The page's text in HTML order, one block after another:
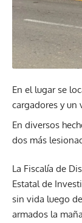
En el lugar se
cargadores y un
En diversos
dos más
La Fiscalía de
Estatal de
sin vida luego
armados la